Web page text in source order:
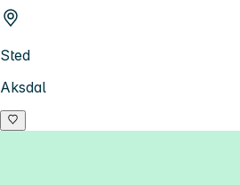
Sted
Aksdal